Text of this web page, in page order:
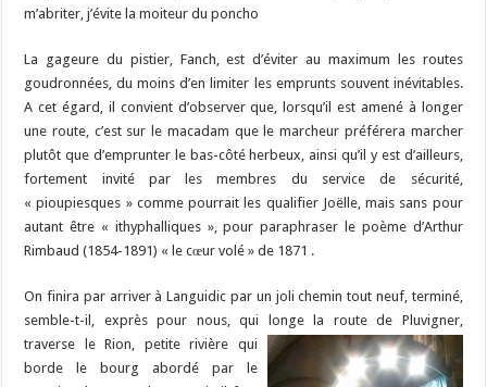
m’abriter, j’évite la moiteur du poncho
La gageure du pistier, Fanch, est d’éviter au maximum les routes
goudronnées, du moins d’en limiter les emprunts souvent inévitables.
A cet égard, il convient d’observer que, lorsqu’il est amené à longer
une route, c’est sur le macadam que le marcheur préférera marcher
plutôt que d’emprunter le bas-côté herbeux, ainsi qu’il y est d’ailleurs,
fortement invité par les membres du service de sécurité,
« pioupiesques » comme pourrait les qualifier Joëlle, mais sans pour
autant être « ithyphalliques », pour paraphraser le poème d’Arthur
Rimbaud (1854-1891) « le cœur volé » de 1871 .
On finira par arriver à Languidic par un joli chemin tout neuf, terminé,
semble-t-il, exprès pour nous, qui longe la route de Pluvigner,
traverse le Rion, petite rivière qui
borde le bourg abordé par le